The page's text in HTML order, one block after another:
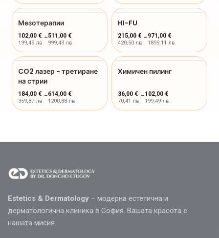
Мезотерапии
102,00 €
199,49 лв.
-511,00 €
999,43 лв.
HI-FU
215,00 €
420,50 лв.
-971,00 €
1899,11 лв.
CO2 лазер - третиране
на стрии
184,00 €
359,87 лв.
-614,00 €
1200,88 лв.
Химичен пилинг
36,00 €
70,41 лв.
-102,00 €
199,49 лв.
Estetics & Dermatology – модерна естетична и
дерматологична клиника в София. Вашата красота е
нашата мисия.